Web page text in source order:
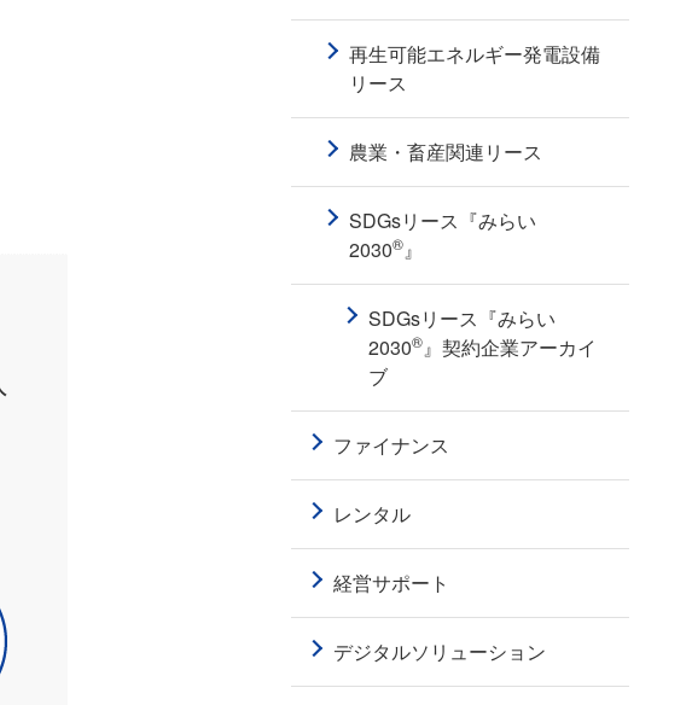
再生可能エネルギー発電設備
リース
農業・畜産関連リース
SDGsリース『みらい
2030®』
SDGsリース『みらい
2030®』契約企業アーカイ
ブ
ファイナンス
レンタル
経営サポート
デジタルソリューション